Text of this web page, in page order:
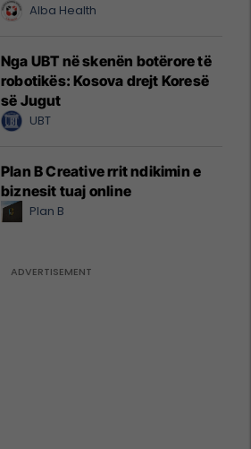
Alba Health
Nga UBT në skenën botërore të
robotikës: Kosova drejt Koresë
së Jugut
UBT
Plan B Creative rrit ndikimin e
biznesit tuaj online
Plan B